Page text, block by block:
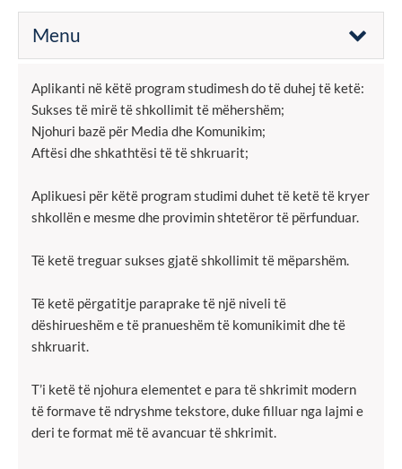
Menu
Aplikanti në këtë program studimesh do të duhej të ketë:
Sukses të mirë të shkollimit të mëhershëm;
Njohuri bazë për Media dhe Komunikim;
Aftësi dhe shkathtësi të të shkruarit;
Aplikuesi për këtë program studimi duhet të ketë të kryer
shkollën e mesme dhe provimin shtetëror të përfunduar.
Të ketë treguar sukses gjatë shkollimit të mëparshëm.
Të ketë përgatitje paraprake të një niveli të
dëshirueshëm e të pranueshëm të komunikimit dhe të
shkruarit.
T’i ketë të njohura elementet e para të shkrimit modern
të formave të ndryshme tekstore, duke filluar nga lajmi e
deri te format më të avancuar të shkrimit.